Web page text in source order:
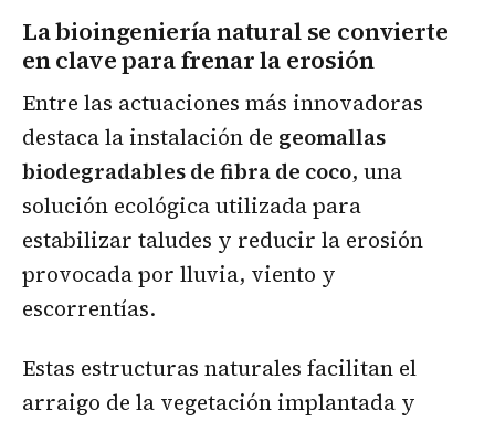
La bioingeniería natural se convierte
en clave para frenar la erosión
Entre las actuaciones más innovadoras
destaca la instalación de geomallas
biodegradables de fibra de coco, una
solución ecológica utilizada para
estabilizar taludes y reducir la erosión
provocada por lluvia, viento y
escorrentías.
Estas estructuras naturales facilitan el
arraigo de la vegetación implantada y